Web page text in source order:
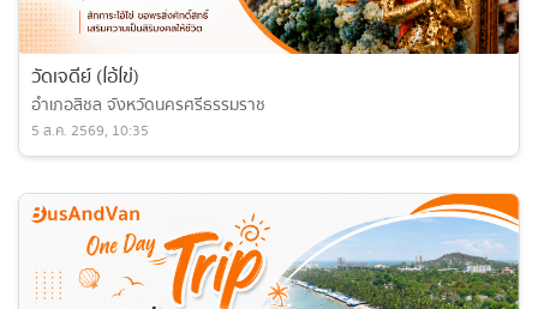
วัดเจดีย์ (ไอ้ไข่)
อำเภอสิชล จังหวัดนครศรีธรรมราช
5 ส.ค. 2569, 10:35